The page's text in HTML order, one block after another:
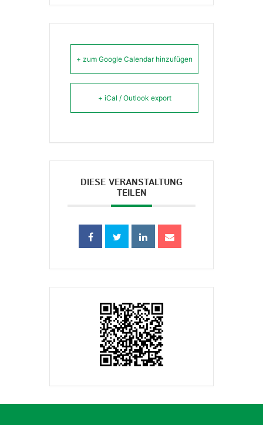
+ zum Google Calendar hinzufügen
+ iCal / Outlook export
DIESE VERANSTALTUNG
TEILEN